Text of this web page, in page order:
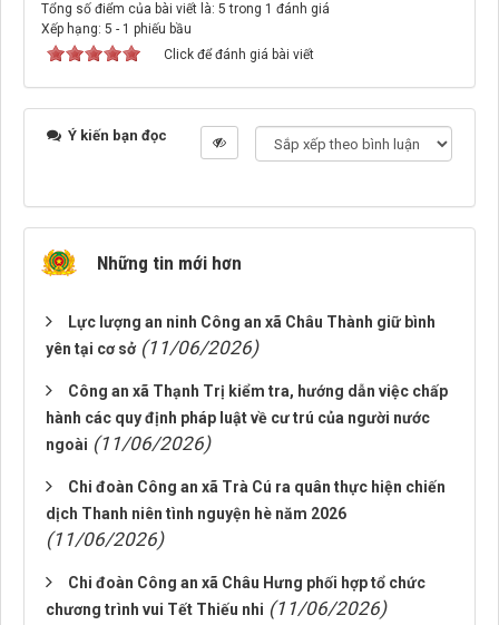
Tổng số điểm của bài viết là: 5 trong 1 đánh giá
Xếp hạng: 5 - 1 phiếu bầu
Click để đánh giá bài viết
Ý kiến bạn đọc
Những tin mới hơn
Lực lượng an ninh Công an xã Châu Thành giữ bình
yên tại cơ sở (11/06/2026)
Công an xã Thạnh Trị kiểm tra, hướng dẫn việc chấp
hành các quy định pháp luật về cư trú của người nước
ngoài (11/06/2026)
Chi đoàn Công an xã Trà Cú ra quân thực hiện chiến
dịch Thanh niên tình nguyện hè năm 2026
(11/06/2026)
Chi đoàn Công an xã Châu Hưng phối hợp tổ chức
chương trình vui Tết Thiếu nhi (11/06/2026)